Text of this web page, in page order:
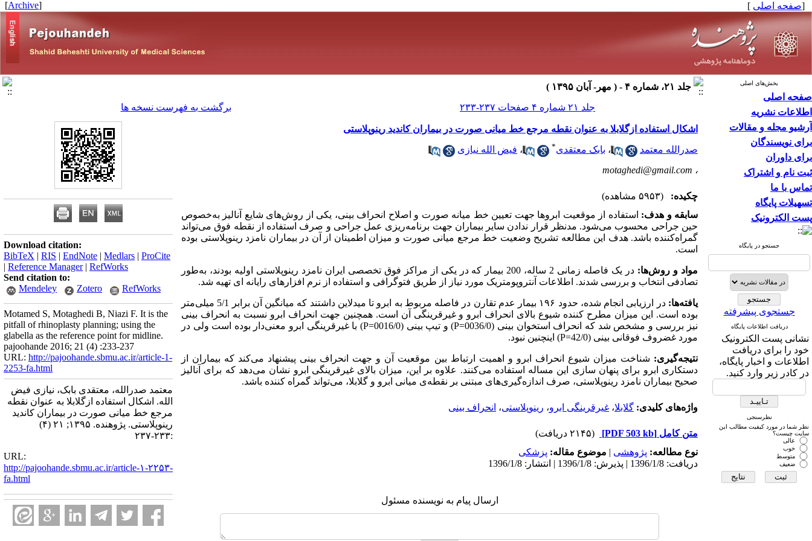
[صفحه اصلی ]
[
Archive
]
بخش‌های اصلی
صفحه اصلی
اطلاعات نشریه
آرشیو مجله و مقالات
برای نویسندگان
برای داوران
ثبت نام و اشتراک
تماس با ما
تسهیلات پایگاه
پست الکترونیک
جستجو در پایگاه
جستجوی پیشرفته
دریافت اطلاعات پایگاه
نشانی پست الکترونیک
خود را برای دریافت
اطلاعات و اخبار پایگاه،
در کادر زیر وارد کنید.
نظرسنجی
نظر شما در مورد کیفیت مطالب این
سایت چیست؟
عالی
خوب
متوسط
ضعیف
جلد ۲۱، شماره ۴ - ( مهر- آبان ۱۳۹۵ )
جلد ۲۱ شماره ۴ صفحات ۲۳۷-۲۳۳
برگشت به فهرست نسخه ها
اشکال استفاده ازگلابلا به عنوان نقطه مرجع خط میانی صورت در بیماران کاندید رینوپلاستی
صدرالله معتمد ، بابک معتقدی* ، فیض الله نیازی
، motaghedi@gmail.com
چکیده:
(۵۹۵۳ مشاهده)
سابقه و هدف: استفاده از موقعیت ابروها جهت تعیین خط میانه صورت و اصلاح انحراف بینی، یکی از روش‌های شایع آنالیز به‌خصوص
حین جراحی محسوب می‌شود. مدنظر قرار ندادن سایر بیماران جهت برنامه‌ریزی عمل جراحی و صرف استفاده از نقطه فوق می‌تواند
گمراه‌کننده باشد. هدف این مطالعه تشریح وضعیت خط مرجع میانی صورت و میزان اطمینان از آن در بیماران نامزد رینوپلاستی بوده
است.
مواد و روش‌ها:
در یک فاصله زمانی 2 ساله، 200 بیمار که در یکی از مراکز فوق تخصصی ایران نامزد رینوپلاستی اولیه بودند، به‌طور
تصادفی انتخاب و بررسی شدند. اطلاعات آنتروپومتریک مورد نیاز از طریق فتوگرافی و استفاده از نرم افزارهای رایانه ‌ای تهیه شد.
یافته‌ها:
در ارزیابی انجام شده، حدود ۱۹۶ بیمار عدم تقارن در فاصله مربوط به ابرو تا میدلاین داشتند‌ که میانگین آن برابر 5/1 میلی‌متر
بوده است. این میزان مطرح کننده شیوع بالای انحراف ابرو و غیرقرینگی آن است. همچنین جهت انحراف ابرو نسبت به انحراف بینی
نیز بررسی و مشخص شد که انحراف استخوان بینی (0036/0
P=) و تیپ بینی (0016/0 P=) با غیرقرینگی ابرو معنی‌دار بوده است ولی در
مورد غضروف فوقانی بینی (42/0
P=) اینچنین نبود.
نتیجه‌گیری: شناخت میزان شیوع انحراف ابرو و اهمیت ارتباط بین موقعیت آن و جهت انحراف بینی پیشنهاد می‌کند که بیماران از
دستکاری ابرو برای پنهان سازی این مساله استفاده می‌کنند. علاوه بر این، میزان بالای غیرقرینگی ابرو نشان می‌دهد که برای آنالیز
صحیح بیماران نامزد رینوپلاستی، صرف اندازه‌گیری‌های مبتنی بر نقطه‌ی میانی ابرو و گلابلا، می‌تواند گمراه کننده باشد.
واژه‌های کلیدی: گلابلا، غیرقرینگی ابرو، رینوپلاستی، انحراف بینی
متن کامل [PDF 503 kb]
(۲۱۴۵ دریافت)
نوع مطالعه: پژوهشی | موضوع مقاله: پزشکی
دریافت: 1396/1/8 | پذیرش: 1396/1/8 | انتشار: 1396/1/8
ارسال پیام به نویسنده مسئول
Download citation:
BibTeX | RIS | EndNote | Medlars | ProCite
| Reference Manager| RefWorks
Send citation to:
Mendeley
Zotero RefWorks
Motamed S, Motaghedi B, Niazi F. It is the
pitfall of rhinoplasty planning; using the
glabella as the reference point for midline.
pajoohande 2016; 21 (4) :233-237
URL: http://pajoohande.sbmu.ac.ir/article-1-
2253-fa.html
معتمد صدرالله، معتقدی بابک، نیازی فیض
الله. اشکال استفاده ازگلابلا به عنوان نقطه
مرجع خط میانی صورت در بیماران کاندید
رینوپلاستی. پژوهنده. ۱۳۹۵; ۲۱ (۴)
:۲۳۳-۲۳۷
URL:
http://pajoohande.sbmu.ac.ir/article-۱-۲۲۵۳-
fa.html